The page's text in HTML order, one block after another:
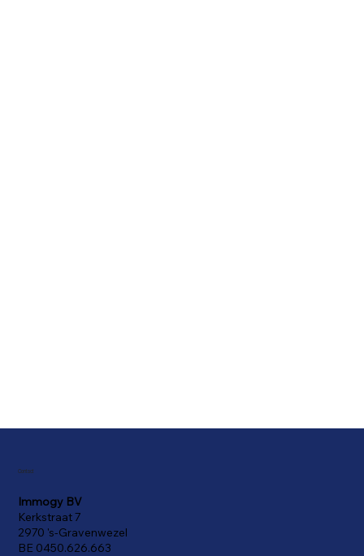
Contact
Immogy BV
Kerkstraat 7
2970 's-Gravenwezel
BE 0450.626.663